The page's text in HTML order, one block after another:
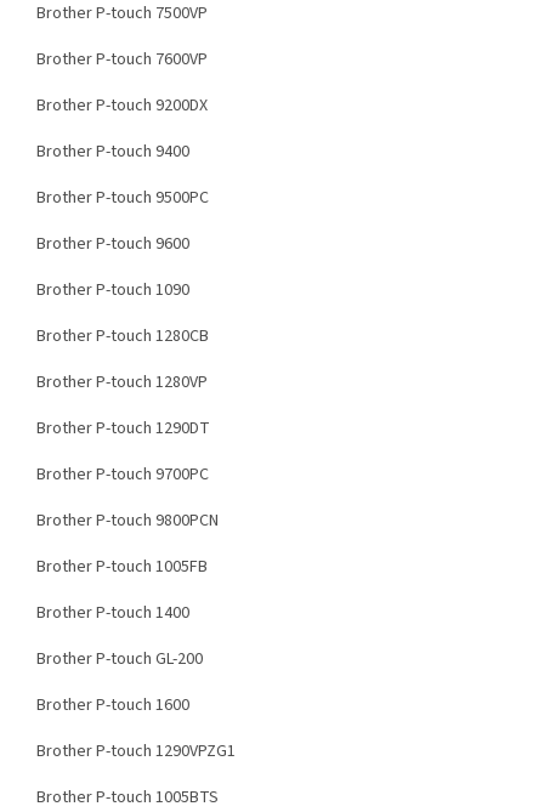
Brother P-touch 7500VP
Brother P-touch 7600VP
Brother P-touch 9200DX
Brother P-touch 9400
Brother P-touch 9500PC
Brother P-touch 9600
Brother P-touch 1090
Brother P-touch 1280CB
Brother P-touch 1280VP
Brother P-touch 1290DT
Brother P-touch 9700PC
Brother P-touch 9800PCN
Brother P-touch 1005FB
Brother P-touch 1400
Brother P-touch GL-200
Brother P-touch 1600
Brother P-touch 1290VPZG1
Brother P-touch 1005BTS